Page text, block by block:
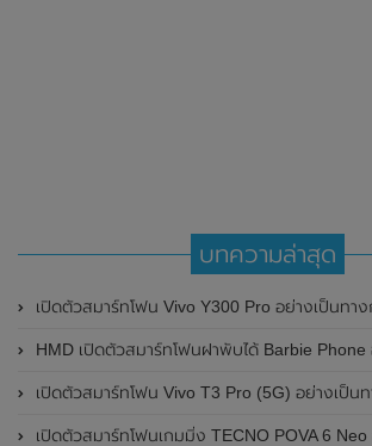
บทความล่าสุด
เปิดตัวสมาร์ทโฟน Vivo Y300 Pro อย่างเป็นทางการแล้วในประเทศจีน มาพร้อมดีไซน์พรีเมี่ยม ทนทาน และแบตเตอรี่สุดอึดขน
HMD เปิดตัวสมาร์ทโฟนฝาพับได้ Barbie Phone อย่างเป็นทางการ
เปิดตัวสมาร์ทโฟน Vivo T3 Pro (5G) อย่างเป็นทางกา
เปิดตัวสมาร์ทโฟนเกมมิ่ง TECNO POVA 6 Neo อย่างเป็นทางการแล้วในป